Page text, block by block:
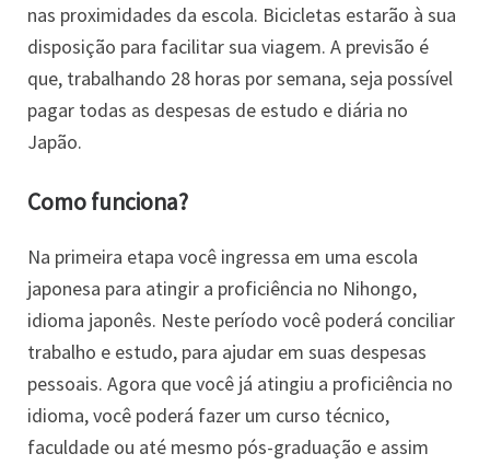
nas proximidades da escola. Bicicletas estarão à sua
disposição para facilitar sua viagem. A previsão é
que, trabalhando 28 horas por semana, seja possível
pagar todas as despesas de estudo e diária no
Japão.
Como funciona?
Na primeira etapa você ingressa em uma escola
japonesa para atingir a proficiência no Nihongo,
idioma japonês. Neste período você poderá conciliar
trabalho e estudo, para ajudar em suas despesas
pessoais. Agora que você já atingiu a proficiência no
idioma, você poderá fazer um curso técnico,
faculdade ou até mesmo pós-graduação e assim